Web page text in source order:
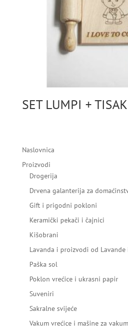
SET LUMPI +
Naslovnica
Proizvodi
Drogerija
Drvena galanterija za
Gift i prigodni pokloni
Keramički pekači i čajnici
Kišobrani
Lavanda i proizvodi od Lavande
Paška sol
Poklon vrećice i ukrasni papir
Suveniri
Sakralne svijeće
Vakum vrećice i mašine za